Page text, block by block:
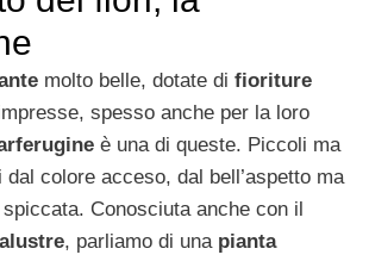
molto belle, dotate di fioriture
spesso anche per la loro
è una di queste. Piccoli ma
colore acceso, dal bell’aspetto ma
Conosciuta anche con il
, parliamo di una pianta